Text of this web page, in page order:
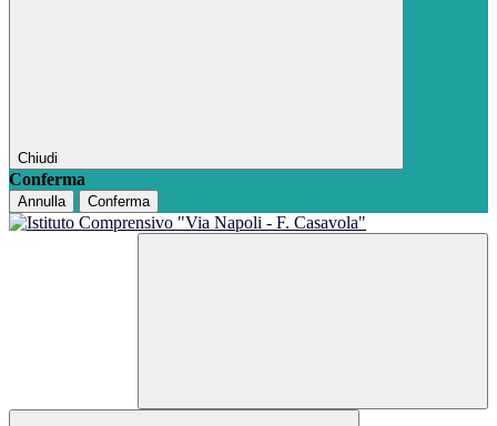
Chiudi
Conferma
Annulla Conferma